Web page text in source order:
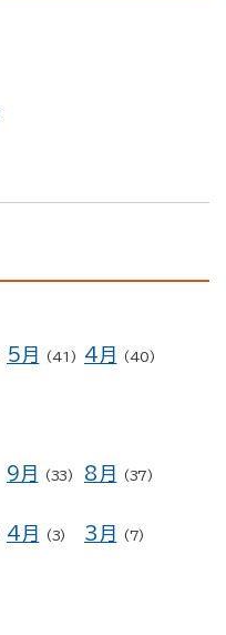
5月 (41) 4月 (40)
9月 (33) 8月 (37)
4月 (3) 3月 (7)